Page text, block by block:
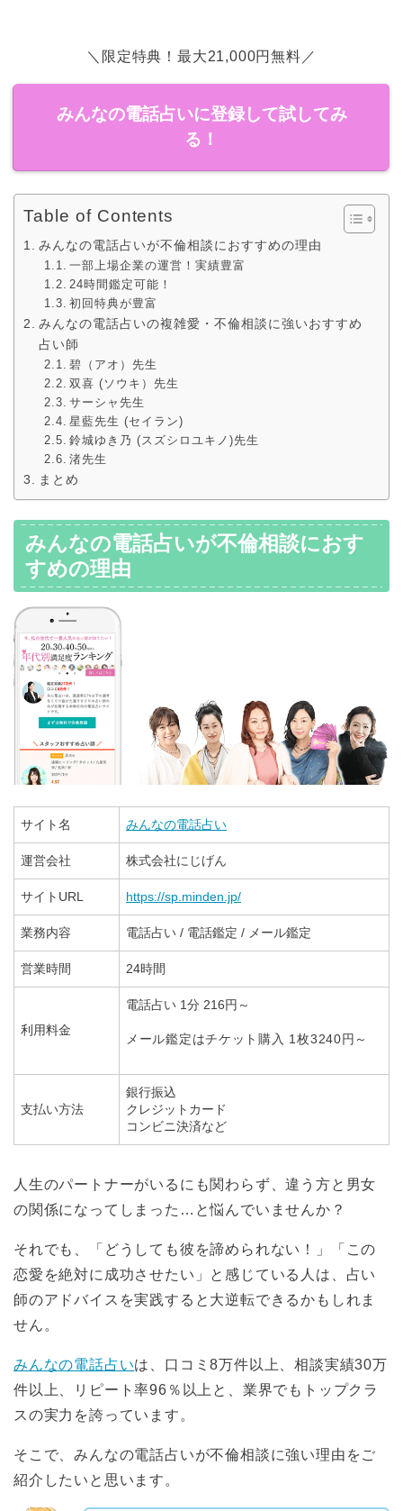
＼限定特典！最大21,000円無料／
みんなの電話占いに登録して試してみ
る！
Table of Contents
みんなの電話占いが不倫相談におすすめの理由
一部上場企業の運営！実績豊富
24時間鑑定可能！
初回特典が豊富
みんなの電話占いの複雑愛・不倫相談に強いおすすめ
占い師
碧（アオ）先生
双喜 (ソウキ）先生
サーシャ先生
星藍先生 (セイラン)
鈴城ゆき乃 (スズシロユキノ)先生
渚先生
まとめ
みんなの電話占いが不倫相談におす
すめの理由
サイト名 みんなの電話占い
運営会社 株式会社にじげん
サイトURL https://sp.minden.jp/
業務内容 電話占い / 電話鑑定 / メール鑑定
営業時間 24時間
利用料金
電話占い 1分 216円～
メール鑑定はチケット購入 1枚3240円～
支払い方法
銀行振込
クレジットカード
コンビニ決済など
人生のパートナーがいるにも関わらず、違う方と男女
の関係になってしまった…と悩んでいませんか？
それでも、「どうしても彼を諦められない！」「この
恋愛を絶対に成功させたい」と感じている人は、占い
師のアドバイスを実践すると大逆転できるかもしれま
せん。
みんなの電話占いは、口コミ8万件以上、相談実績30万
件以上、リピート率96％以上と、業界でもトップクラ
スの実力を誇っています。
そこで、みんなの電話占いが不倫相談に強い理由をご
紹介したいと思います。